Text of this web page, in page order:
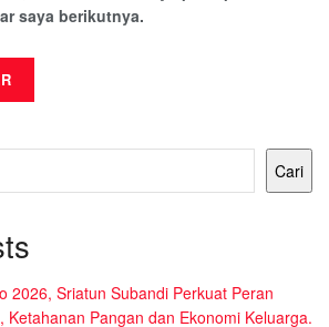
saya berikutnya.
Cari
2026, Sriatun Subandi Perkuat Peran
Ketahanan Pangan dan Ekonomi Keluarga.